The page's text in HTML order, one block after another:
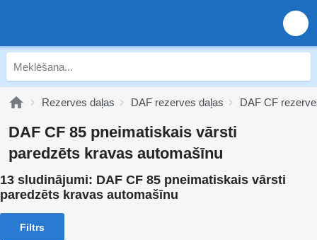
Rezerves daļas DAF rezerves daļas DAF CF
DAF CF 85 pneimatiskais vārsti
paredzēts kravas automašīnu
13 sludinājumi: DAF CF 85 pneimatiskais vārsti
paredzēts kravas automašīnu
Filtrs